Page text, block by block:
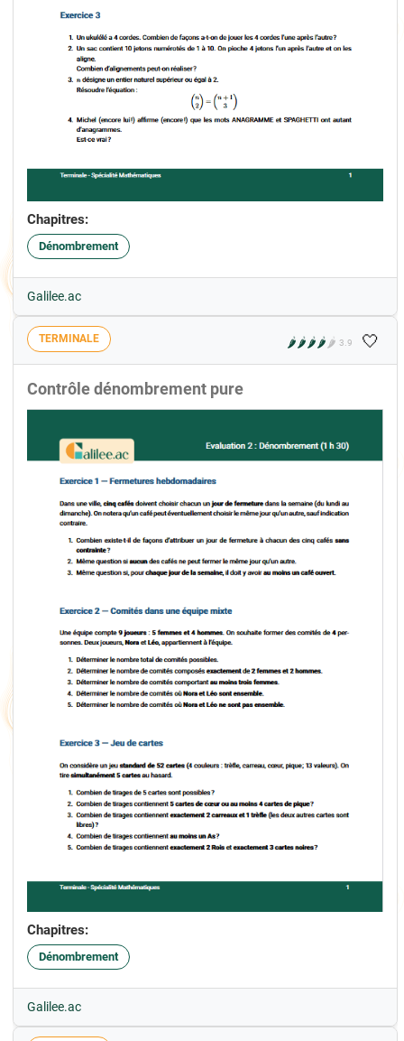
Chapitres:
Dénombrement
Galilee.ac
TERMINALE 🌶️🌶️🌶️🌶️ 🌶️ 3.9 🤍
Contrôle dénombrement pure
Chapitres:
Dénombrement
Galilee.ac